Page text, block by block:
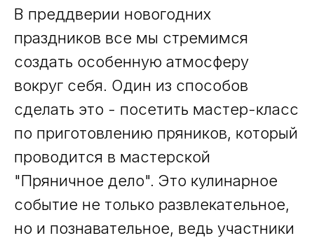
В преддверии новогодних
праздников все мы стремимся
создать особенную атмосферу
вокруг себя. Один из способов
сделать это - посетить мастер-класс
по приготовлению пряников, который
проводится в мастерской
"Пряничное дело". Это кулинарное
событие не только развлекательное,
но и познавательное, ведь участники